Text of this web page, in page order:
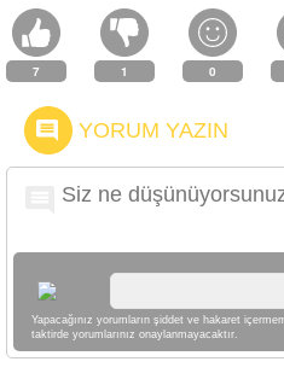
7 1 0
YORUM YAZIN
Yapacağınız yorumların şiddet ve hakaret
taktirde yorumlarınız onaylanmayacaktır.